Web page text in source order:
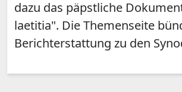
dazu das päpstliche
laetitia". Die Themenseite
Berichterstattung zu den